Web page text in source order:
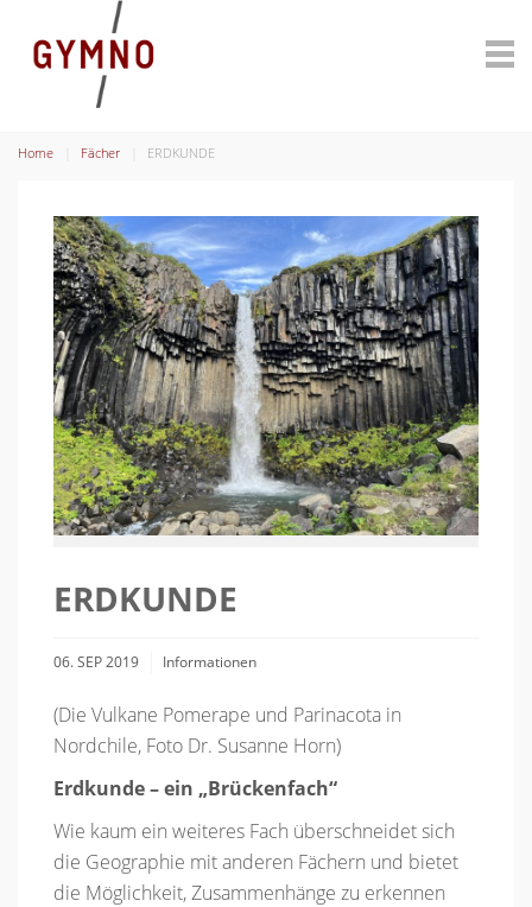
Home Fächer ERDKUNDE
ERDKUNDE
06. SEP 2019 Informationen
(Die Vulkane Pomerape und Parinacota in
Nordchile, Foto Dr. Susanne Horn)
Erdkunde – ein „Brückenfach“
Wie kaum ein weiteres Fach überschneidet sich
die Geographie mit anderen Fächern und bietet
die Möglichkeit, Zusammenhänge zu erkennen